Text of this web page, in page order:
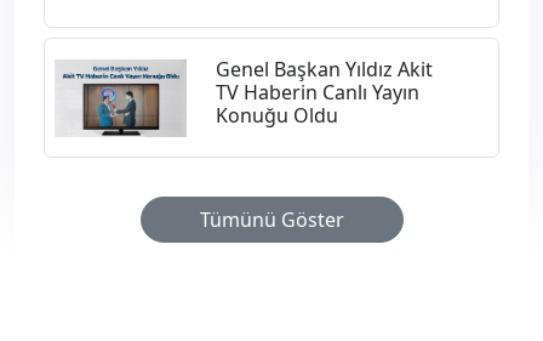
Genel Başkan Yıldız Akit
TV Haberin Canlı Yayın
Konuğu Oldu
Tümünü Göster